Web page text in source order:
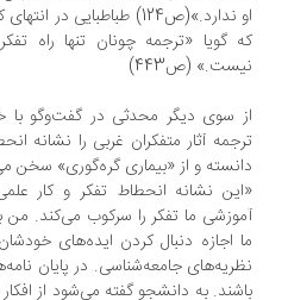
او ندارد.»(ص124) طباطبایی در
گویا «ترجمه چونان تنها راه تفکر
(ص443)
سوی دیگر محدثی در گفت‌وگو با
آثار متفکران غربی را نشانه انحطاط
و از «بیماری گره‌گوری» سخن می‌گوید:
نشانه انحطاط تفکر و کار علمی
ما تفکر را سرکوب می‌کند. من به
اجازه دنبال کردن ایده‌های خودشان را
جامعه‌شناسی. در پایان نامه‌ها
به دانشجو گفته می‌شود از افکار